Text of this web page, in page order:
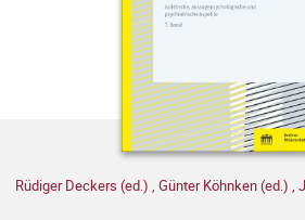
Rüdiger Deckers (ed.) Günter Köhnken (ed.)